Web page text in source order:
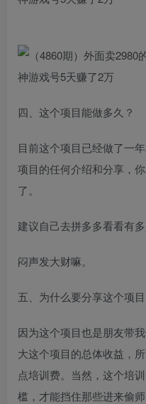
四、这个项目能做多久？
目前这个项目已经做了一
项目的任何介绍和分享，
了。
建议自己去拼多多看看有
闷声发大财嘛。
五、为什么要分享这个项目
因为这个项目也是朋友带
大这个项目的总体收益，
点培训费。当然，这个培
槛，才能挡住那些进来偷